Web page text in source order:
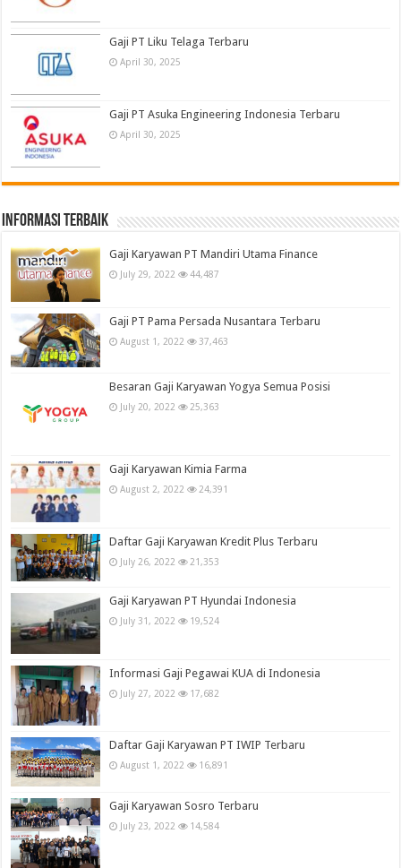
Gaji PT Liku Telaga Terbaru
April 30, 2025
Gaji PT Asuka Engineering Indonesia Terbaru
April 30, 2025
informasi terbaik
Gaji Karyawan PT Mandiri Utama Finance
July 29, 2022 44,487
Gaji PT Pama Persada Nusantara Terbaru
August 1, 2022 37,463
Besaran Gaji Karyawan Yogya Semua Posisi
July 20, 2022 25,363
Gaji Karyawan Kimia Farma
August 2, 2022 24,391
Daftar Gaji Karyawan Kredit Plus Terbaru
July 26, 2022 21,353
Gaji Karyawan PT Hyundai Indonesia
July 31, 2022 19,524
Informasi Gaji Pegawai KUA di Indonesia
July 27, 2022 17,682
Daftar Gaji Karyawan PT IWIP Terbaru
August 1, 2022 16,891
Gaji Karyawan Sosro Terbaru
July 23, 2022 14,584